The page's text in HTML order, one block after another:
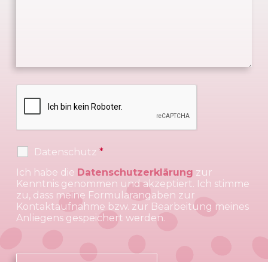
Datenschutz*
Ich habe die Datenschutzerklärung zur
Kenntnis genommen und akzeptiert. Ich stimme
zu, dass meine Formularangaben zur
Kontaktaufnahme bzw. zur Bearbeitung meines
Anliegens gespeichert werden.